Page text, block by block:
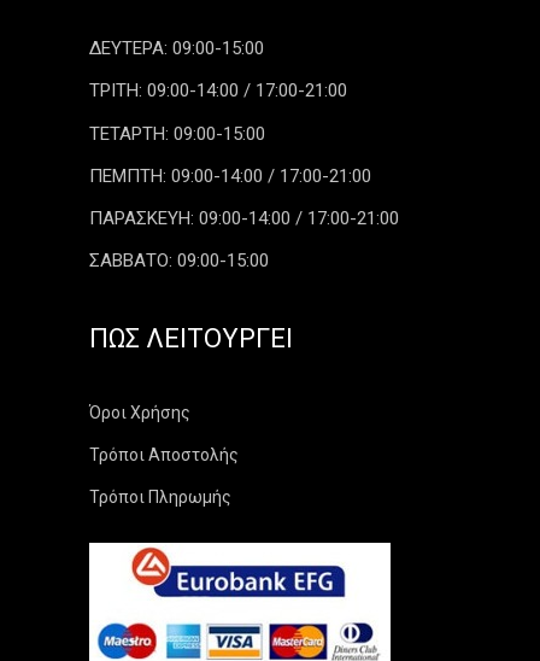
ΔΕΥΤΕΡΑ: 09:00-15:00
ΤΡΙΤΗ: 09:00-14:00 / 17:00-21:00
ΤΕΤΑΡΤΗ: 09:00-15:00
ΠΕΜΠΤΗ: 09:00-14:00 / 17:00-21:00
ΠΑΡΑΣΚΕΥΗ: 09:00-14:00 / 17:00-21:00
ΣΑΒΒΑΤΟ: 09:00-15:00
ΠΏΣ ΛΕΙΤΟΥΡΓΕΊ
Όροι Χρήσης
Τρόποι Αποστολής
Τρόποι Πληρωμής